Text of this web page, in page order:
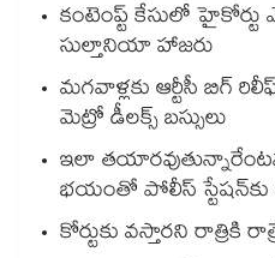
కంటెంప్ట్ కేసులో హైకోర్టు
సుల్తానియా హాజరు
మగవాళ్లకు ఆర్టీసీ బిగ్
మెట్రో డీలక్స్ బస్సులు
ఇలా
భయంతో పోలీస్ స్టేషన్⁫కు
కోర్టుకు వస్తారని రాత్రికి